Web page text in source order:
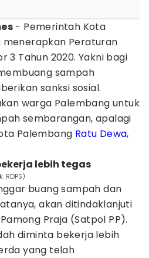
- Pemerintah Kota
Peraturan
3 Tahun 2020. Yakni bagi
sampah
sanksi sosial.
warga Palembang untuk
sembarangan, apalagi
Palembang Ratu Dewa,
lebih tegas
RDPS)
buang sampah dan
akan ditindaklanjuti
Praja (Satpol PP).
diminta bekerja lebih
yang telah